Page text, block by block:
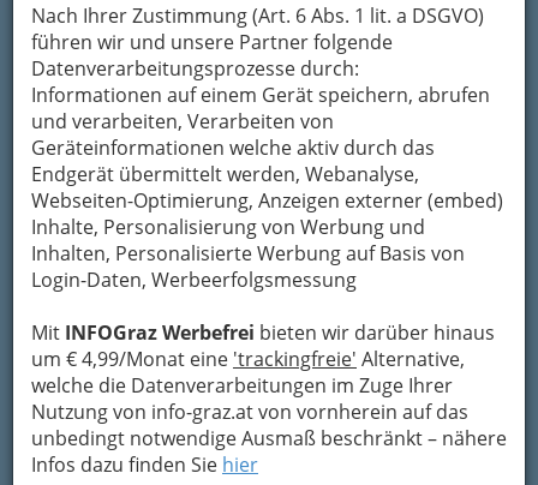
Nach Ihrer Zustimmung (Art. 6 Abs. 1 lit. a DSGVO)
führen wir und unsere Partner folgende
Datenverarbeitungsprozesse durch:
Informationen auf einem Gerät speichern, abrufen
und verarbeiten, Verarbeiten von
Geräteinformationen welche aktiv durch das
Endgerät übermittelt werden, Webanalyse,
Webseiten-Optimierung, Anzeigen externer (embed)
Inhalte, Personalisierung von Werbung und
Inhalten, Personalisierte Werbung auf Basis von
Login-Daten, Werbeerfolgsmessung
Mit INFOGraz Werbefrei bieten wir darüber hinaus
um € 4,99/Monat eine 'trackingfreie' Alternative,
welche die Datenverarbeitungen im Zuge Ihrer
Nutzung von info-graz.at von vornherein auf das
unbedingt notwendige Ausmaß beschränkt – nähere
Infos dazu finden Sie hier
bewahren, verwenden wir an dieser Stelle zur
Übermittlung Ihrer Nachricht ein sicheres
Formular. Ihre Nachricht wird nach dem
Absenden umgehend per Mail an das
Unternehmen Walther Schmid KG Das
Wirtshaus Greiner - Pension weitergeleitet.
Mein Name
Meine Email Adresse
Mein Betreff
Meine Nachricht